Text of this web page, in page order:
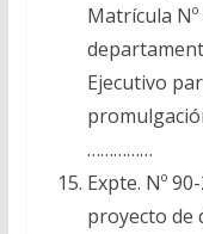
Matrícula
Ejecutivo
……………
Expte. Nº
proyecto de